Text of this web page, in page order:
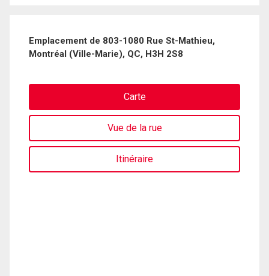
Emplacement de 803-1080 Rue St-Mathieu,
Montréal (Ville-Marie), QC, H3H 2S8
Carte
Vue de la rue
Itinéraire